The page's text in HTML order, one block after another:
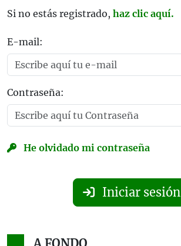
Si no estás registrado, haz clic aquí.
E-mail:
Contraseña:
He olvidado mi contraseña
Iniciar sesión